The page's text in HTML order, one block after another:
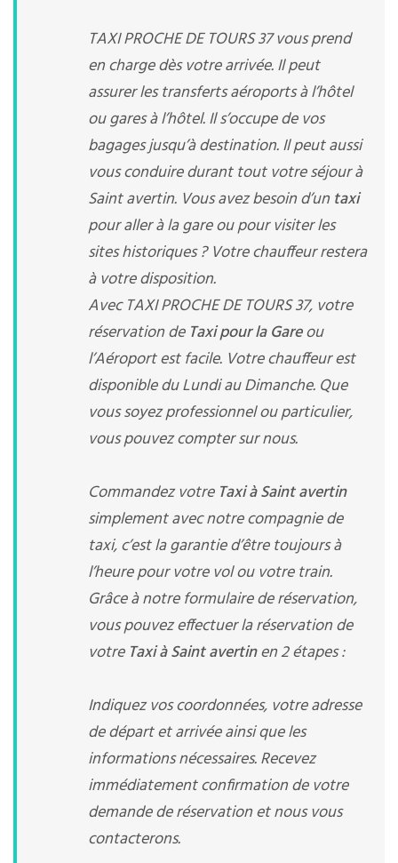
TAXI PROCHE DE TOURS 37 vous prend
en charge dès votre arrivée. Il peut
assurer les transferts aéroports à l’hôtel
ou gares à l’hôtel. Il s’occupe de vos
bagages jusqu’à destination. Il peut aussi
vous conduire durant tout votre séjour à
Saint avertin. Vous avez besoin d’un taxi
pour aller à la gare ou pour visiter les
sites historiques ? Votre chauffeur restera
à votre disposition.
Avec TAXI PROCHE DE TOURS 37, votre
réservation de Taxi pour la Gareou
l’Aéroport est facile. Votre chauffeur est
disponible du Lundi au Dimanche. Que
vous soyez professionnel ou particulier,
vous pouvez compter sur nous.
Commandez votre Taxi à Saint avertin
simplement avec notre compagnie de
taxi, c’est la garantie d’être toujours à
l’heure pour votre vol ou votre train.
Grâce à notre formulaire de réservation,
vous pouvez effectuer la réservation de
votre Taxi à Saint avertinen 2 étapes :
Indiquez vos coordonnées, votre adresse
de départ et arrivée ainsi que les
informations nécessaires. Recevez
immédiatement confirmation de votre
demande de réservation et nous vous
contacterons.